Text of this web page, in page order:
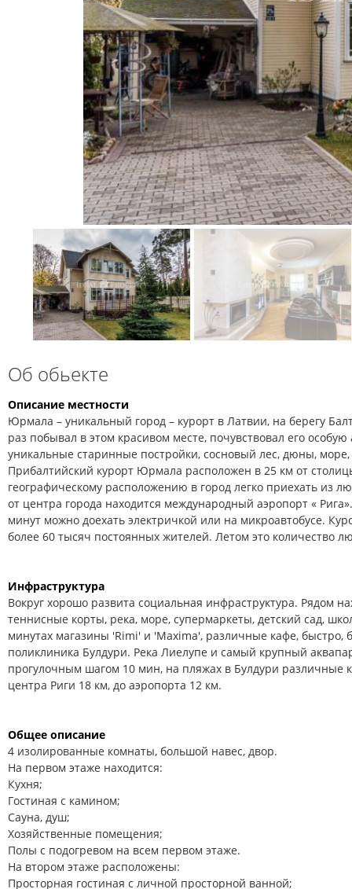
Об обьекте
Описание местности
Юрмала – уникальный город – курорт в Латвии, на берегу
раз побывал в этом красивом месте, почувствовал его
уникальные старинные постройки, сосновый лес, дюны,
Прибалтийский курорт Юрмала расположен в 25 км от
географическому расположению в город легко приехать из
от центра города находится международный аэропорт «
минут можно доехать электричкой или на микроавтобусе.
более 60 тысяч постоянных жителей. Летом это количество
Инфраструктура
Вокруг хорошо развита социальная инфраструктура. Рядом
теннисные корты, река, море, супермаркеты, детский сад,
минутах магазины 'Rimi' и 'Maxima', различные кафе, быстро,
поликлиника Булдури. Река Лиелупе и самый крупный
прогулочным шагом 10 мин, на пляжах в Булдури различные
центра Риги 18 км, до аэропорта 12 км.
Общее описание
4 изолированные комнаты, большой навес, двор.
На первом этаже находится:
Кухня;
Гостиная с камином;
Сауна, душ;
Хозяйственные помещения;
Полы с подогревом на всем первом этаже.
На втором этаже расположены:
Просторная гостиная с личной просторной ванной;